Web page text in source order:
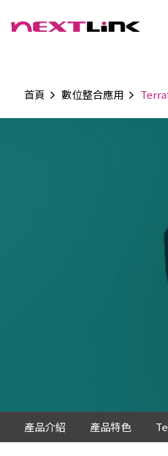
Cloud Solutions
雲解決方案
博弘雲端提供包含AWS解決方案
等一站式雲端服務，您可以點選
服務內容，或是根據您的產業類
Products & Services
產品與服務
博弘雲端發展自有產品及服務，
思維，結合主流科技與商業轉型
雲端與服務生態系，致力於賦能
代發展，專注提供無縫整合、具
運行的產品與解決方案，為企業
Digital Integration Applications
數位整合應用
博弘雲端提供建立於雲端基礎之
合加值服務，提升雲端服務運作
Customer Success Story
客戶案例
服務全球超過2000家企業客戶，
業的雲端解決方案，協助企業優
供完整的技術諮詢。我們致力於
服務上取得成功，用雲端在各個
News
最新資訊
Investors
投資人關係
博弘雲端作為雲端與 AI 轉型的
技術賦能未來，奠定市場上首屈
企業社會責任
About Us
關於我們
首頁 數位整合應用
產品介紹 產品特色